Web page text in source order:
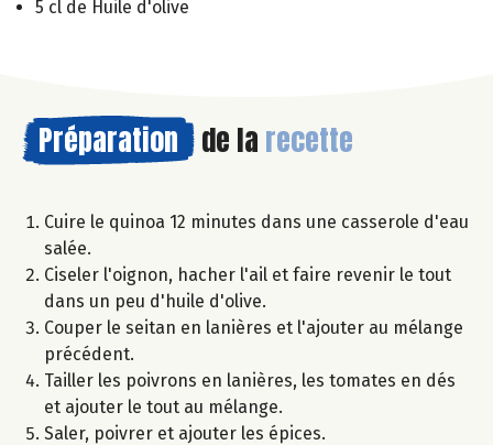
5 cl de Huile d'olive
Préparation de la recette
Cuire le quinoa 12 minutes dans une casserole d'eau
salée.
Ciseler l'oignon, hacher l'ail et faire revenir le tout
dans un peu d'huile d'olive.
Couper le seitan en lanières et l'ajouter au mélange
précédent.
Tailler les poivrons en lanières, les tomates en dés
et ajouter le tout au mélange.
Saler, poivrer et ajouter les épices.